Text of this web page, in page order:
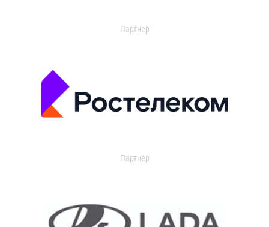
Партнер
Партнер